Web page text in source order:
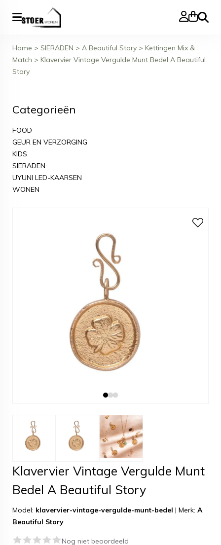
Zoeken
Home > SIERADEN > A Beautiful Story > Kettingen Mix &
Match > Klavervier Vintage Vergulde Munt Bedel A Beautiful
Story
Categorieën
FOOD
GEUR EN VERZORGING
KIDS
SIERADEN
UYUNI LED-KAARSEN
WONEN
Klavervier Vintage Vergulde Munt
Bedel A Beautiful Story
Model: klavervier-vintage-vergulde-munt-bedel | Merk: A
Beautiful Story
Nog niet beoordeeld